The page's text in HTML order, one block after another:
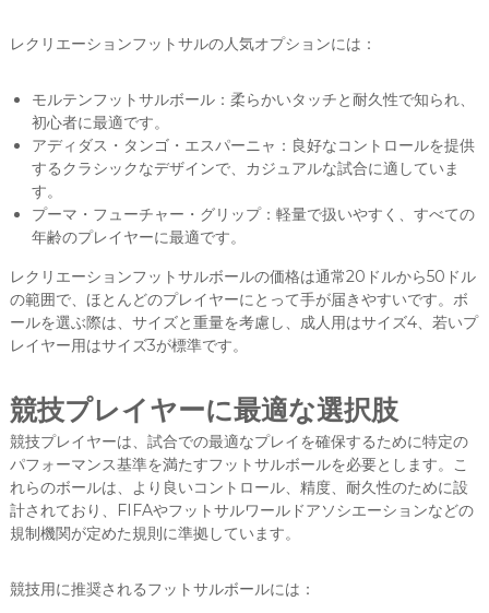
レクリエーションフットサルの人気オプションには：
モルテンフットサルボール：柔らかいタッチと耐久性で知られ、
初心者に最適です。
アディダス・タンゴ・エスパーニャ：良好なコントロールを提供
するクラシックなデザインで、カジュアルな試合に適していま
す。
プーマ・フューチャー・グリップ：軽量で扱いやすく、すべての
年齢のプレイヤーに最適です。
レクリエーションフットサルボールの価格は通常20ドルから50ドル
の範囲で、ほとんどのプレイヤーにとって手が届きやすいです。ボ
ールを選ぶ際は、サイズと重量を考慮し、成人用はサイズ4、若いプ
レイヤー用はサイズ3が標準です。
競技プレイヤーに最適な選択肢
競技プレイヤーは、試合での最適なプレイを確保するために特定の
パフォーマンス基準を満たすフットサルボールを必要とします。こ
れらのボールは、より良いコントロール、精度、耐久性のために設
計されており、FIFAやフットサルワールドアソシエーションなどの
規制機関が定めた規則に準拠しています。
競技用に推奨されるフットサルボールには：